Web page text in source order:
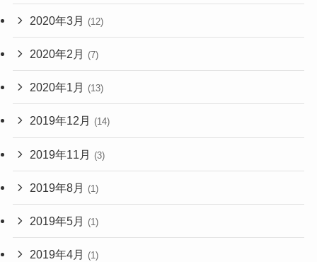
2020年3月 (12)
2020年2月 (7)
2020年1月 (13)
2019年12月 (14)
2019年11月 (3)
2019年8月 (1)
2019年5月 (1)
2019年4月 (1)